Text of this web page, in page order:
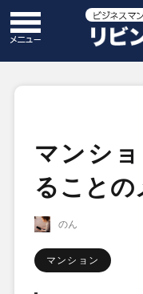
マンシ
ることの
のん
マンション